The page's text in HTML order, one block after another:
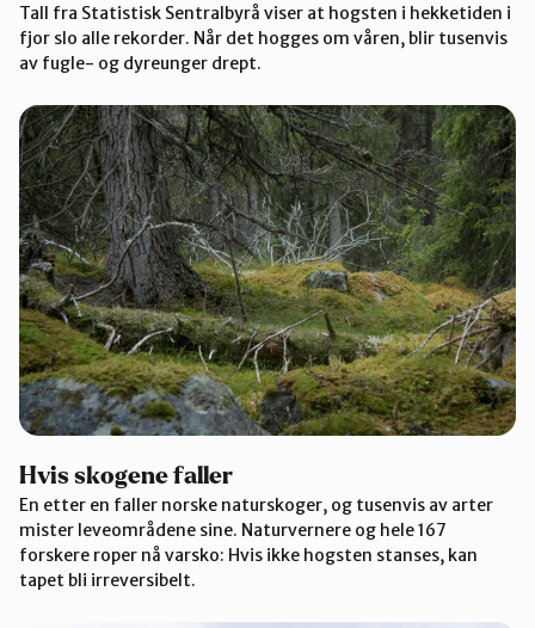
Tall fra Statistisk Sentralbyrå viser at hogsten i hekketiden i
fjor slo alle rekorder. Når det hogges om våren, blir tusenvis
av fugle- og dyreunger drept.
Hvis skogene faller
En etter en faller norske naturskoger, og tusenvis av arter
mister leveområdene sine. Naturvernere og hele 167
forskere roper nå varsko: Hvis ikke hogsten stanses, kan
tapet bli irreversibelt.